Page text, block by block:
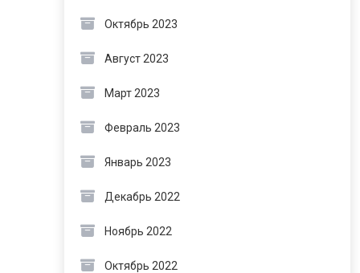
Октябрь 2023
Август 2023
Март 2023
Февраль 2023
Январь 2023
Декабрь 2022
Ноябрь 2022
Октябрь 2022